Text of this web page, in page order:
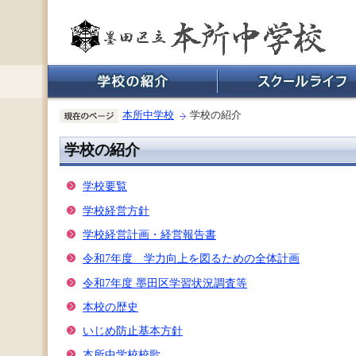
本所中学校 学校の紹介
学校の紹介
学校要覧
学校経営方針
学校経営計画・経営報告書
令和7年度 学力向上を図るための全体計画
令和7年度 墨田区学習状況調査等
本校の歴史
いじめ防止基本方針